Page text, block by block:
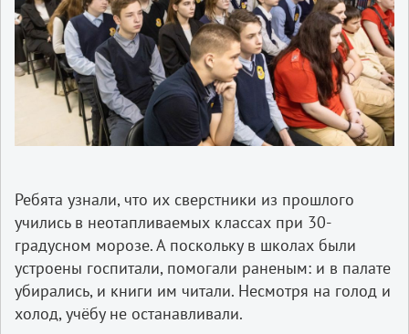
Ребята узнали, что их сверстники из прошлого
учились в неотапливаемых классах при 30-
градусном морозе. А поскольку в школах были
устроены госпитали, помогали раненым: и в палате
убирались, и книги им читали. Несмотря на голод и
холод, учёбу не останавливали.